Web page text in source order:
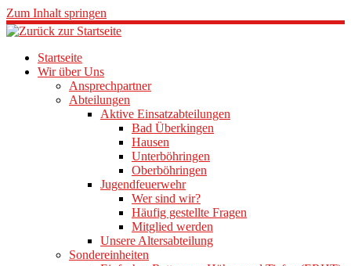
Zum Inhalt springen
Startseite
Wir über Uns
Ansprechpartner
Abteilungen
Aktive Einsatzabteilungen
Bad Überkingen
Hausen
Unterböhringen
Oberböhringen
Jugendfeuerwehr
Wer sind wir?
Häufig gestellte Fragen
Mitglied werden
Unsere Altersabteilung
Sondereinheiten